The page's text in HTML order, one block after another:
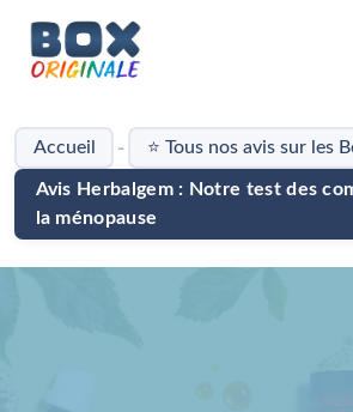
contenu
Accueil - ⭐ Tous nos avis sur les
Avis Herbalgem : Notre test des
la ménopause